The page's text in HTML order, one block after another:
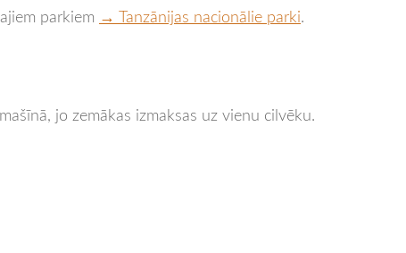
parkiem → Tanzānijas nacionālie parki.
jo zemākas izmaksas uz vienu cilvēku.